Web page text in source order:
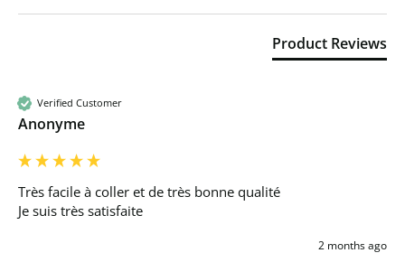
Product Reviews
Verified Customer
Anonyme
Très facile à coller et de très bonne qualité
Je suis très satisfaite
2 months ago